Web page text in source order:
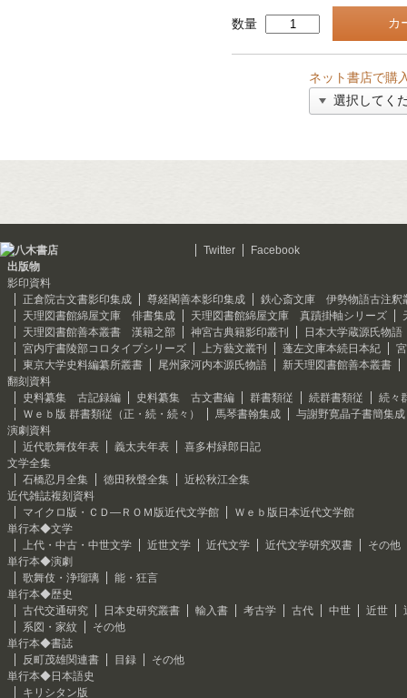
数量
ネット書店で購
Twitter
Facebook
出版物
影印資料
正倉院古文書影印集成
尊経閣善本影印集成
鉄心斎文庫 伊勢物語古注釈
天理図書館綿屋文庫 俳書集成
天理図書館綿屋文庫 真蹟掛軸シリーズ
天理図書館善本叢書 漢籍之部
神宮古典籍影印叢刊
日本大学蔵源氏物語
宮内庁書陵部コロタイプシリーズ
上方藝文叢刊 蓬左文庫本続日本紀
東京大学史料編纂所叢書
尾州家河内本源氏物語
新天理図書館善本叢書
翻刻資料
史料纂集 古記録編
史料纂集 古文書編 群書類従 続群書類従
続々
Ｗｅｂ版 群書類従（正・続・続々）
馬琴書翰集成
与謝野寛晶子書簡集成
演劇資料
近代歌舞伎年表
義太夫年表
喜多村緑郎日記
文学全集
石橋忍月全集
徳田秋聲全集
近松秋江全集
近代雑誌複刻資料
マイクロ版・ＣＤ―ＲＯＭ版近代文学館
Ｗｅｂ版日本近代文学館
単行本◆文学
上代・中古・中世文学
近世文学 近代文学 近代文学研究双書
その他
単行本◆演劇
歌舞伎・浄瑠璃
能・狂言
単行本◆歴史
古代交通研究
日本史研究叢書 輸入書 考古学 古代 中世 近世
系図・家紋
その他
単行本◆書誌
反町茂雄関連書
目録
その他
単行本◆日本語史
キリシタン版